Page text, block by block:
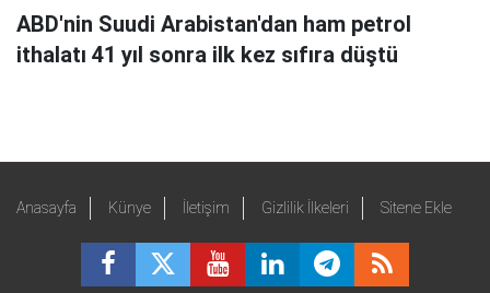
ABD'nin Suudi Arabistan'dan ham petrol
ithalatı 41 yıl sonra ilk kez sıfıra düştü
Anasayfa Künye İletişim Gizlilik İlkeleri Sitene Ekle